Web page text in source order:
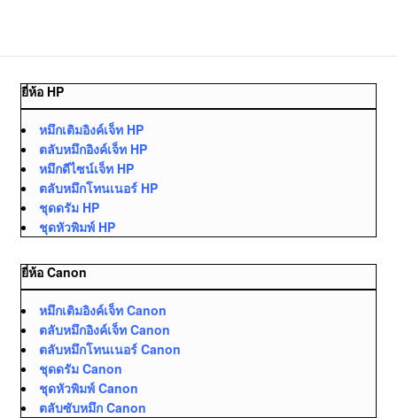
ยี่ห้อ HP
หมึกเติมอิงค์เจ็ท HP
ตลับหมึกอิงค์เจ็ท HP
หมึกดีไซน์เจ็ท HP
ตลับหมึกโทนเนอร์ HP
ชุดดรัม HP
ชุดหัวพิมพ์ HP
ยี่ห้อ Canon
หมึกเติมอิงค์เจ็ท Canon
ตลับหมึกอิงค์เจ็ท Canon
ตลับหมึกโทนเนอร์ Canon
ชุดดรัม Canon
ชุดหัวพิมพ์ Canon
ตลับซับหมึก Canon